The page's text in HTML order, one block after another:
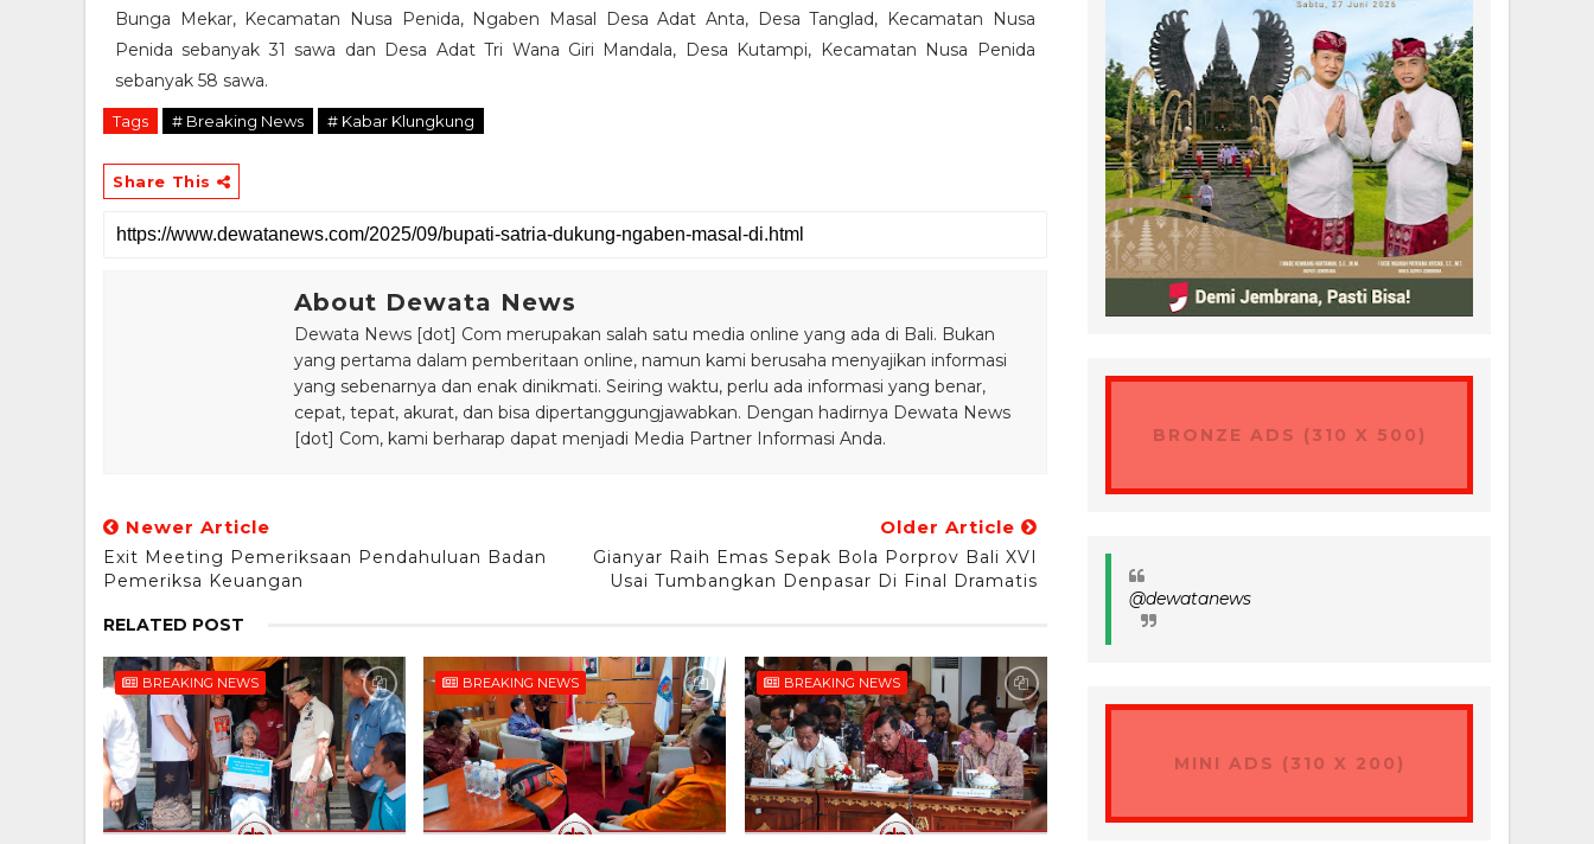
Bunga Mekar, Kecamatan Nusa Penida, Ngaben Masal Desa Adat Anta, Desa Tanglad, Kecamatan Nusa
Penida sebanyak 31 sawa dan Desa Adat Tri Wana Giri Mandala, Desa Kutampi, Kecamatan Nusa Penida
sebanyak 58 sawa.
Tags # Breaking News # Kabar Klungkung
Share This
About Dewata News
Dewata News [dot] Com merupakan salah satu media online yang ada di Bali. Bukan
yang pertama dalam pemberitaan online, namun kami berusaha menyajikan informasi
yang sebenarnya dan enak dinikmati. Seiring waktu, perlu ada informasi yang benar,
cepat, tepat, akurat, dan bisa dipertanggungjawabkan. Dengan hadirnya Dewata News
[dot] Com, kami berharap dapat menjadi Media Partner Informasi Anda.
Newer Article
Exit Meeting Pemeriksaan Pendahuluan Badan
Pemeriksa Keuangan
Older Article
Gianyar Raih Emas Sepak Bola Porprov Bali XVI
Usai Tumbangkan Denpasar Di Final Dramatis
RELATED POST
BREAKING NEWS BREAKING NEWS BREAKING NEWS
BRONZE ADS (310 X 500)
@dewatanews
MINI ADS (310 X 200)